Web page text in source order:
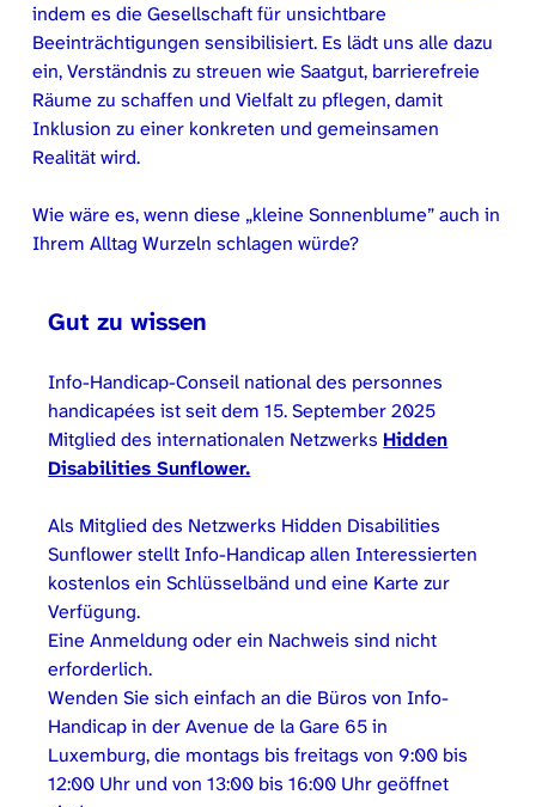
indem es die Gesellschaft für unsichtbare
Beeinträchtigungen sensibilisiert. Es lädt uns alle dazu
ein, Verständnis zu streuen wie Saatgut, barrierefreie
Räume zu schaffen und Vielfalt zu pflegen, damit
Inklusion zu einer konkreten und gemeinsamen
Realität wird.
Wie wäre es, wenn diese „kleine Sonnenblume” auch in
Ihrem Alltag Wurzeln schlagen würde?
Gut zu wissen
Info-Handicap-Conseil national des personnes
handicapées ist seit dem 15. September 2025
Mitglied des internationalen Netzwerks Hidden
Disabilities Sunflower.
Als Mitglied des Netzwerks Hidden Disabilities
Sunflower stellt Info-Handicap allen Interessierten
kostenlos ein Schlüsselbänd und eine Karte zur
Verfügung.
Eine Anmeldung oder ein Nachweis sind nicht
erforderlich.
Wenden Sie sich einfach an die Büros von Info-
Handicap in der Avenue de la Gare 65 in
Luxemburg, die montags bis freitags von 9:00 bis
12:00 Uhr und von 13:00 bis 16:00 Uhr geöffnet